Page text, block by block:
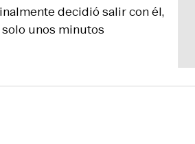
decidió salir con él,
unos minutos